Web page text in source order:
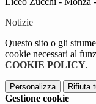
Notizie
Questo sito o gli
cookie necessari al
COOKIE POLICY.
Personalizza Rifiuta
Gestione cookie